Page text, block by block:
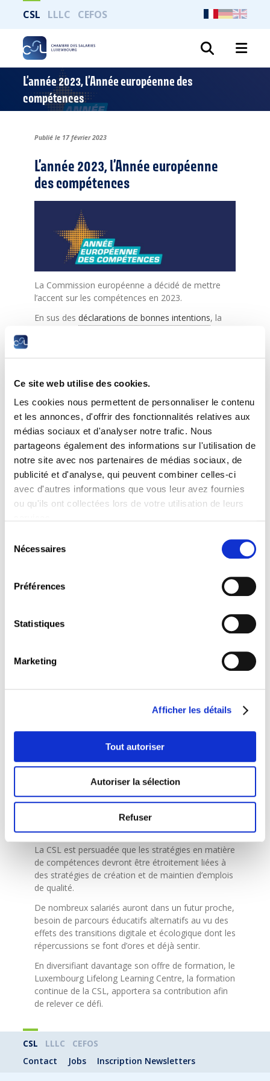
Ce site web utilise des cookies.
Les cookies nous permettent de personnaliser le contenu
et les annonces, d'offrir des fonctionnalités relatives aux
médias sociaux et d'analyser notre trafic. Nous
partageons également des informations sur l'utilisation de
notre site avec nos partenaires de médias sociaux, de
publicité et d'analyse, qui peuvent combiner celles-ci
avec d'autres informations que vous leur avez fournies
ou qu'ils ont collectées lors de votre utilisation de leurs
Nécessaires
Préférences
Statistiques
Marketing
Afficher les détails
Tout autoriser
Autoriser la sélection
Refuser
CSL LLLC CEFOS
L’année 2023, l’Année européenne des
compétences
Publié le 17 février 2023
L’année 2023, l’Année européenne
des compétences
La Commission européenne a décidé de mettre
l’accent sur les compétences en 2023.
En sus des déclarations de bonnes intentions, la
conditions de travail et faciliter l’accès aux
L’anticipation des besoins en compétences sera
primordiale afin de sécuriser leurs parcours
professionnels. À cet égard, la politique la plus
prometteuse consiste non seulement à améliorer
les compétences des salariés, mais également de
veiller à ce que les compétences acquises ne soient
pas perdues. Se concentrer donc uniquement sur
l’inadéquation des compétences serait à notre avis
une erreur.
s’intéresse également à ce côté de la médaille et
L’accent de l’année 2023 lequel a trait à l’attraction
de talents de l’UE
attirer les talents
des candidats au travail en Europe et les besoins du
l’Union européenne, peut entraîner une fuite de
hormis le côté utilitariste d’une telle approche,
maintes questions éthiques devront également
être soulevées à ce sujet.
La CSL s’est posé la question s’il ne fallait pas au
davantage de moyens éducatifs nécessaires pour
former plus de « talents potentiels » résidant dans
l’Union européenne ?
La CSL est persuadée que les stratégies en matière
de compétences devront être étroitement liées à
des stratégies de création et de maintien d’emplois
de qualité.
De nombreux salariés auront dans un futur proche,
besoin de parcours éducatifs alternatifs au vu des
effets des transitions digitale et écologique dont les
répercussions se font d’ores et déjà sentir.
En diversifiant davantage son offre de formation, le
Luxembourg Lifelong Learning Centre, la formation
continue de la CSL, apportera sa contribution afin
de relever ce défi.
CSL LLLC
CEFOS
Contact
Jobs Inscription Newsletters